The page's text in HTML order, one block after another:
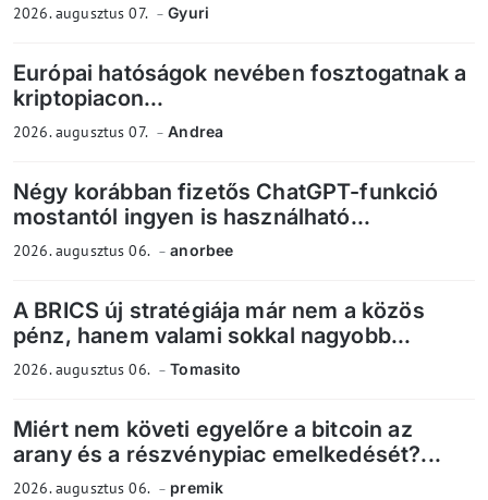
2026. augusztus 07. Gyuri
Európai hatóságok nevében fosztogatnak a
kriptopiacon...
2026. augusztus 07. Andrea
Négy korábban fizetős ChatGPT-funkció
mostantól ingyen is használható...
2026. augusztus 06. anorbee
A BRICS új stratégiája már nem a közös
pénz, hanem valami sokkal nagyobb...
2026. augusztus 06. Tomasito
Miért nem követi egyelőre a bitcoin az
arany és a részvénypiac emelkedését?...
2026. augusztus 06. premik